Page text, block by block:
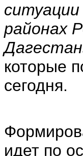
районах
которые
сегодня.
идет по